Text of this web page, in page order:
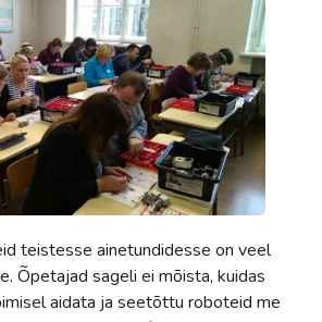
teistesse ainetundidesse on veel
Õpetajad sageli ei mõista, kuidas
aidata ja seetõttu roboteid me